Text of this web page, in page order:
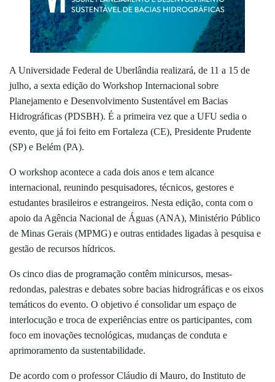
A Universidade Federal de Uberlândia realizará, de 11 a 15 de
julho, a sexta edição do Workshop Internacional sobre
Planejamento e Desenvolvimento Sustentável em Bacias
Hidrográficas (PDSBH). É a primeira vez que a UFU sedia o
evento, que já foi feito em Fortaleza (CE), Presidente Prudente
(SP) e Belém (PA).
O workshop acontece a cada dois anos e tem alcance
internacional, reunindo pesquisadores, técnicos, gestores e
estudantes brasileiros e estrangeiros. Nesta edição, conta com o
apoio da Agência Nacional de Águas (ANA), Ministério Público
de Minas Gerais (MPMG) e outras entidades ligadas à pesquisa e
gestão de recursos hídricos.
Os cinco dias de programação contêm minicursos, mesas-
redondas, palestras e debates sobre bacias hidrográficas e os eixos
temáticos do evento. O objetivo é consolidar um espaço de
interlocução e troca de experiências entre os participantes, com
foco em inovações tecnológicas, mudanças de conduta e
aprimoramento da sustentabilidade.
De acordo com o professor Cláudio di Mauro, do Instituto de